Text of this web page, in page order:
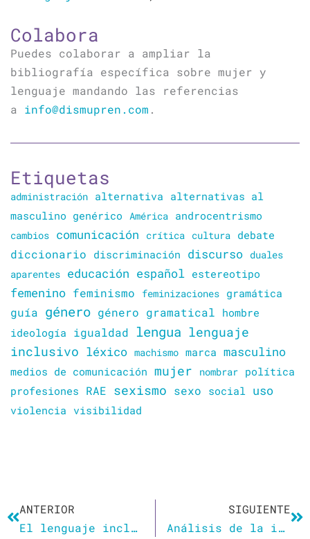
Colabora
Puedes colaborar a ampliar la
bibliografía específica sobre mujer y
lenguaje mandando las referencias
a info@dismupren.com .
Etiquetas
administración alternativa alternativas al
masculino genérico
América androcentrismo
cambios comunicación crítica cultura debate
diccionario discriminación discurso duales
aparentes educación español estereotipo
femenino feminismo feminizaciones gramática
guía género género gramatical hombre
ideología igualdad lengua lenguaje
inclusivo léxico machismo marca masculino
medios de comunicación mujer nombrar política
profesiones RAE sexismo sexo social uso
violencia visibilidad
ANTERIOR
El lenguaje inclusivo como indicador de avance hacia una sociedad igualitaria
SIGUIENTE
Análisis de la inclusión del lenguaje no sexista en la Universidad